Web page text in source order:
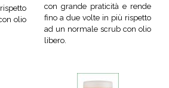
olio
con grande praticità e rende
fino a due volte in più rispetto
ad un normale scrub con olio
libero.